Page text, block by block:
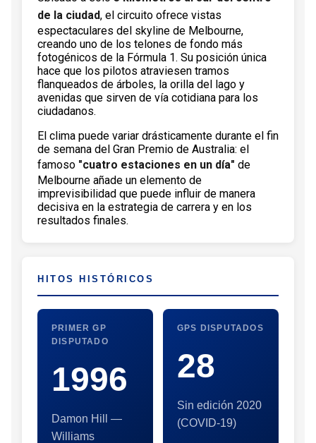
de la ciudad, el circuito ofrece vistas
espectaculares del skyline de Melbourne,
creando uno de los telones de fondo más
fotogénicos de la Fórmula 1. Su posición única
hace que los pilotos atraviesen tramos
flanqueados de árboles, la orilla del lago y
avenidas que sirven de vía cotidiana para los
ciudadanos.
El clima puede variar drásticamente durante el fin
de semana del Gran Premio de Australia: el
famoso "cuatro estaciones en un día" de
Melbourne añade un elemento de
imprevisibilidad que puede influir de manera
decisiva en la estrategia de carrera y en los
resultados finales.
HITOS HISTÓRICOS
PRIMER GP
DISPUTADO
1996
Damon Hill —
Williams
GPS DISPUTADOS
28
Sin edición 2020
(COVID-19)